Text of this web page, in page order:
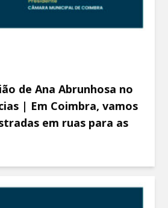
de Ana Abrunhosa no
| Em Coimbra, vamos
em ruas para as